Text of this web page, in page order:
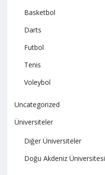
Basketbol
Darts
Futbol
Tenis
Voleybol
Uncategorized
Üniversiteler
Diğer Üniversiteler
Doğu Akdeniz Üniversitesi